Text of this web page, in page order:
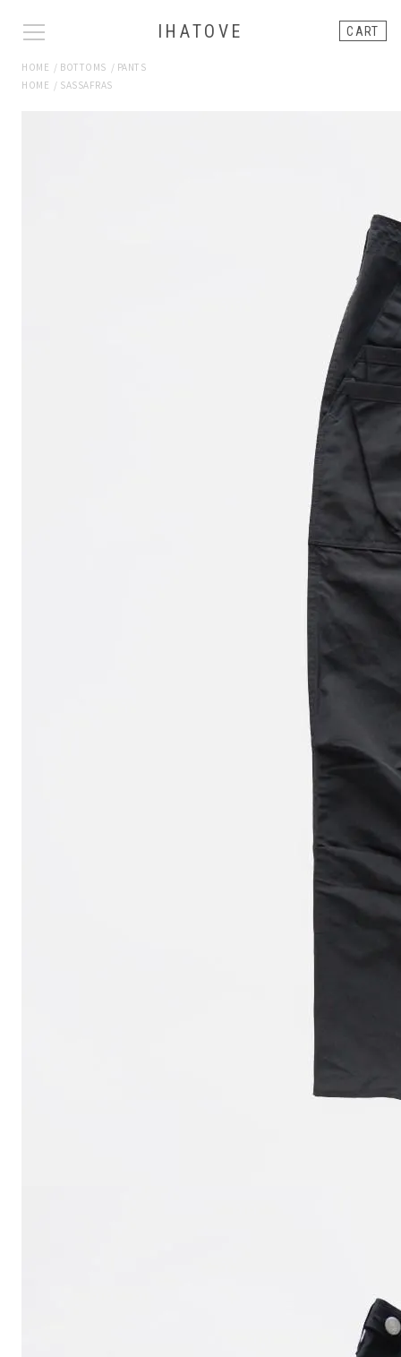
IHATOVE CART
HOME / BOTTOMS / PANTS
HOME / SASSAFRAS